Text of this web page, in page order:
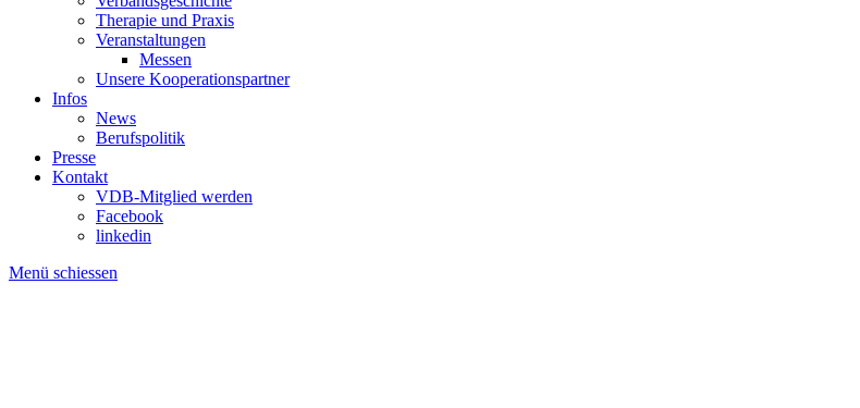
Therapie und Praxis
Veranstaltungen
Messen
Unsere Kooperationspartner
Infos
News
Berufspolitik
Presse
Kontakt
VDB-Mitglied werden
Facebook
linkedin
Menü schiessen